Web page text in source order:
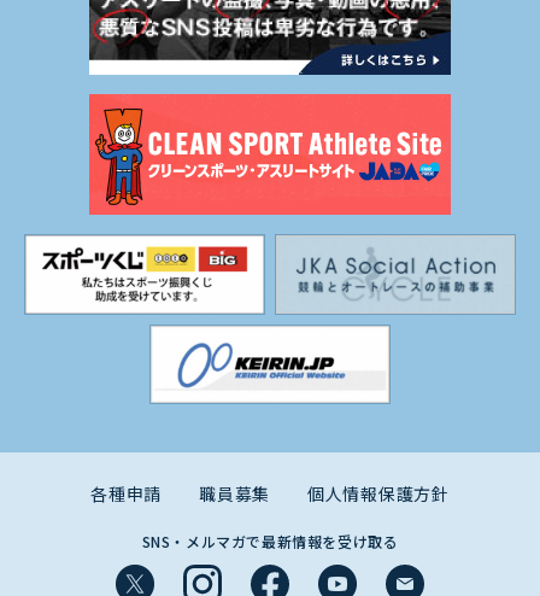
各種申請 職員募集 個人情報保護方針
SNS・メルマガで最新情報を受け取る